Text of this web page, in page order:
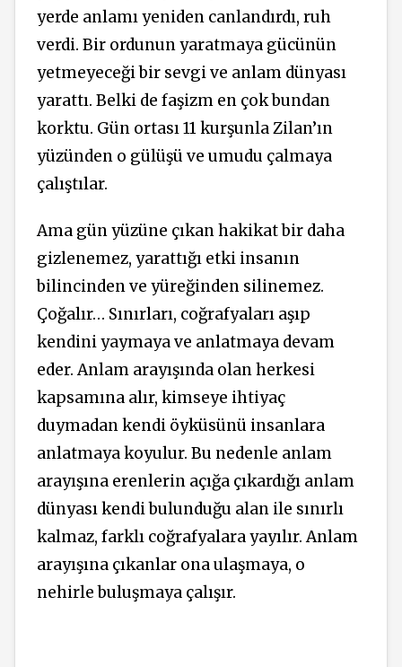
yerde anlamı yeniden canlandırdı, ruh
verdi. Bir ordunun yaratmaya gücünün
yetmeyeceği bir sevgi ve anlam dünyası
yarattı. Belki de faşizm en çok bundan
korktu. Gün ortası 11 kurşunla Zilan’ın
yüzünden o gülüşü ve umudu çalmaya
çalıştılar.
Ama gün yüzüne çıkan hakikat bir daha
gizlenemez, yarattığı etki insanın
bilincinden ve yüreğinden silinemez.
Çoğalır… Sınırları, coğrafyaları aşıp
kendini yaymaya ve anlatmaya devam
eder. Anlam arayışında olan herkesi
kapsamına alır, kimseye ihtiyaç
duymadan kendi öyküsünü insanlara
anlatmaya koyulur. Bu nedenle anlam
arayışına erenlerin açığa çıkardığı anlam
dünyası kendi bulunduğu alan ile sınırlı
kalmaz, farklı coğrafyalara yayılır. Anlam
arayışına çıkanlar ona ulaşmaya, o
nehirle buluşmaya çalışır.